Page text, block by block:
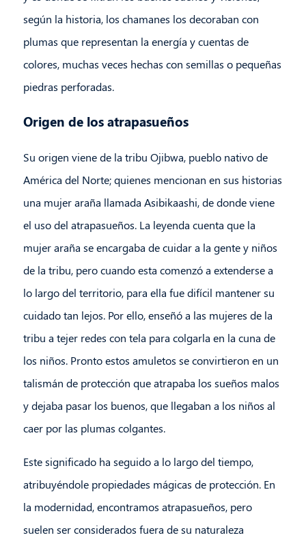
según la historia, los chamanes los decoraban con
plumas que representan la energía y cuentas de
colores, muchas veces hechas con semillas o pequeñas
piedras perforadas.
Origen de los atrapasueños
Su origen viene de la tribu Ojibwa, pueblo nativo de
América del Norte; quienes mencionan en sus historias
una mujer araña llamada Asibikaashi, de donde viene
el uso del atrapasueños. La leyenda cuenta que la
mujer araña se encargaba de cuidar a la gente y niños
de la tribu, pero cuando esta comenzó a extenderse a
lo largo del territorio, para ella fue difícil mantener su
cuidado tan lejos. Por ello, enseñó a las mujeres de la
tribu a tejer redes con tela para colgarla en la cuna de
los niños. Pronto estos amuletos se convirtieron en un
talismán de protección que atrapaba los sueños malos
y dejaba pasar los buenos, que llegaban a los niños al
caer por las plumas colgantes.
Este significado ha seguido a lo largo del tiempo,
atribuyéndole propiedades mágicas de protección. En
la modernidad, encontramos atrapasueños, pero
suelen ser considerados fuera de su naturaleza